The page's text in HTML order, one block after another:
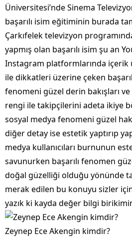
Üniversitesi’nde Sinema
başarılı isim eğitiminin burada
Çarkıfelek televizyon
yapmış olan başarılı isim şu an
Instagram platformlarında içerik
ile dikkatleri üzerine çeken
fenomeni güzel derin bakışları
rengi ile takipçilerini adeta ikiye
sosyal medya fenomeni güzel
diğer detay ise estetik yaptırıp
medya kullanıcıları burnunun
savunurken başarılı fenomen
doğal güzelliği olduğu yönünde
merak edilen bu konuyu sizler
yazık ki kayda değer bilgi
Zeynep Ece Akengin kimdir?